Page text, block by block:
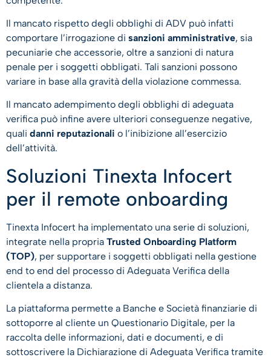
Il mancato rispetto degli obblighi di ADV può infatti
comportare l’irrogazione di sanzioni amministrative, sia
pecuniarie che accessorie, oltre a sanzioni di natura
penale per i soggetti obbligati. Tali sanzioni possono
variare in base alla gravità della violazione commessa.
Il mancato adempimento degli obblighi di adeguata
verifica può infine avere ulteriori conseguenze negative,
quali danni reputazionali o l’inibizione all’esercizio
dell’attività.
Soluzioni Tinexta Infocert
per il remote onboarding
Tinexta Infocert ha implementato una serie di soluzioni,
integrate nella propria Trusted Onboarding Platform
(TOP), per supportare i soggetti obbligati nella gestione
end to end del processo di Adeguata Verifica della
clientela a distanza.
La piattaforma permette a Banche e Società finanziarie di
sottoporre al cliente un Questionario Digitale, per la
raccolta delle informazioni, dati e documenti, e di
sottoscrivere la Dichiarazione di Adeguata Verifica tramite